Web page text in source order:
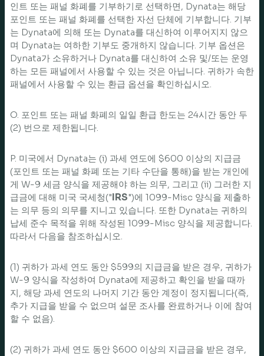
인트 또는 패널 화폐를 기부하기로 선택하면, Dynata는 해당
포인트 또는 패널 화폐를 선택한 자선 단체에 기부합니다. 기부
는 Dynata에 의해 또는 Dynata를 대신하여 이루어지지 않으
며 Dynata는 여하한 기부도 중개하지 않습니다. 기부 옵션은
Dynata가 소유하거나 Dynata를 대신하여 소유 및/또는 운영
하는 모든 패널에서 사용할 수 있는 것은 아닙니다. 귀하가 속한
패널에서 사용할 수 있는 환급 옵션을 확인하십시오.
O. 포인트 또는 패널 화폐의 일일 환급 한도는 24시간 동안 두
(2) 번으로 제한됩니다.
P. 미국에서 Dynata는 (i) 과세 연도에 $600 이상의 지급금
(포인트 또는 패널 화폐 또는 기타 수단을 통해)을 받는 개인에
게 W-9 세금 양식을 제공해야 하는 의무, 그리고 (ii) 그러한 지
급금에 대해 미국 국세청("IRS")에 1099-Misc 양식을 제출하
는 의무 등의 의무를 지니고 있습니다. 또한 Dynata는 귀하의
납세 준수 목적을 위해 작성된 1099-Misc 양식을 제공합니다.
따라서 다음을 참조하십시오.
(1) 귀하가 과세 연도 동안 $599의 지급금을 받은 경우, 귀하가
W-9 양식을 작성하여 Dynata에 제공하고 확인을 받을 때까
지, 해당 과세 연도의 나머지 기간 동안 계정이 정지됩니다(즉,
추가 지급을 받을 수 없으며 설문 조사를 완료하거나 이에 참여
할 수 없음).
(2) 귀하가 과세 연도 동안 $600 이상의 지급금을 받은 경우,